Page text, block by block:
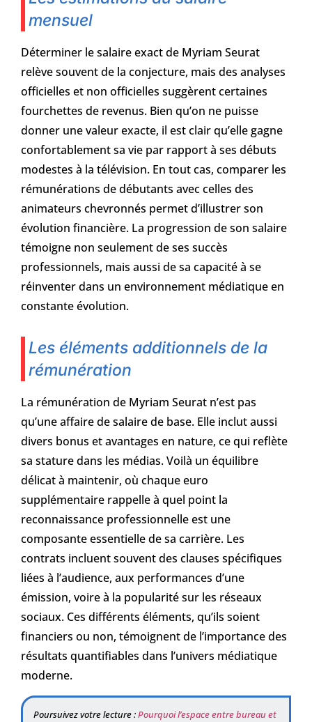
mensuel
Déterminer le salaire exact de Myriam Seurat
relève souvent de la conjecture, mais des analyses
officielles et non officielles suggèrent certaines
fourchettes de revenus. Bien qu’on ne puisse
donner une valeur exacte, il est clair qu’elle gagne
confortablement sa vie par rapport à ses débuts
modestes à la télévision. En tout cas, comparer les
rémunérations de débutants avec celles des
animateurs chevronnés permet d’illustrer son
évolution financière. La progression de son salaire
témoigne non seulement de ses succès
professionnels, mais aussi de sa capacité à se
réinventer dans un environnement médiatique en
constante évolution.
Les éléments additionnels de la
rémunération
La rémunération de Myriam Seurat n’est pas
qu’une affaire de salaire de base. Elle inclut aussi
divers bonus et avantages en nature, ce qui reflète
sa stature dans les médias. Voilà un équilibre
délicat à maintenir, où chaque euro
supplémentaire rappelle à quel point la
reconnaissance professionnelle est une
composante essentielle de sa carrière. Les
contrats incluent souvent des clauses spécifiques
liées à l’audience, aux performances d’une
émission, voire à la popularité sur les réseaux
sociaux. Ces différents éléments, qu’ils soient
financiers ou non, témoignent de l’importance des
résultats quantifiables dans l’univers médiatique
moderne.
Poursuivez votre lecture :Pourquoi l’espace entre bureau et